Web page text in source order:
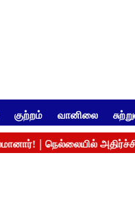
குற்றம் வானிலை